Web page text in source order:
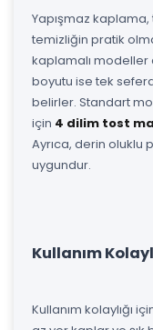
Yapışmaz kaplama,
temizliğin pratik
kaplamalı modeller
boyutu ise tek
belirler. Standart
için 4 dilim tost
Ayrıca, derin oluklu
uygundur.
Kullanım
Kullanım kolaylığı